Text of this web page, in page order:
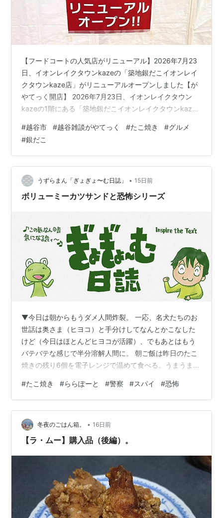
【フードコートの人気店がリニューアル】2026年7月23
日、イオンレイクタウンkazeの「築地銀だこイオンレイ
クタウンkaze店」がリニューアルオープンしました【が
やてっく開店】 2026年7月23日、イオンレイクタウン
kazeの1階にある「築地銀だこイオンレイクタウンkaze
は「皮はパリッと、中はトロッと、たこはプリッと」が
キャッチコピーの、全国展開するたこ焼き専門チェーン
です。厳選素材を使用した定番のたこ焼きのほか、てり
たまやチーズ明太などバリエーション豊富なメニューが
揃っているのが魅力。1ヶ月以上の休業期間を経てのリニ
ューアルということ…
#越谷市 #越谷雑談がやてっく #たこ焼き #グルメ
#銀だこ
うずらまん「ぎょぎょ〜む日誌」 • 15日前
ボリューミーカツサンドと恐怖シリーズ
▼今日は朝からもうダメ人間炸裂。 一応、名犬たちのお
世話は奥さま（ヒヨコ）と手分けしてなんとかこなした
けど（今日はほとんどヒヨコが活躍）、でもあとはもう
バテバテな感じで半分溶解人間に。 朝ご飯は昨日のたこ
焼きの残り6個を電子レンジで温めて食べる。うまうま。
たちと戯れたり。 お昼過ぎにカラザがヘアサロンに出掛
け、終わったという連絡を受けてそれを迎えにケロケロ
号で出動。ヒヨコも同乗して3人で［ららぽーと］へ。
［高木珈琲］へ。ぼくはソースカツサンドとアイスカフ
ェラテにした。このカツサンド、めっちゃボリュームが
#たこ焼き #ららぽーと #警察 #スパイ #恐怖
冬夜のごはん箱。 • 16日前
【ラ・ムー】購入品（後編）。